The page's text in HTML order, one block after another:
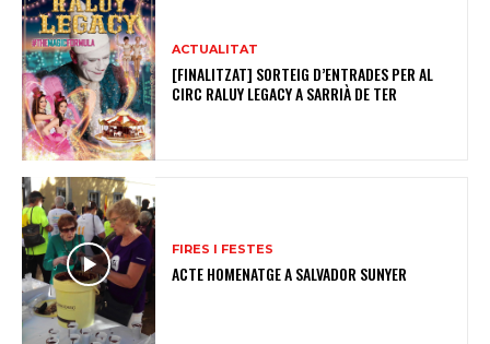
ACTUALITAT
[FINALITZAT] SORTEIG D’ENTRADES PER AL
CIRC RALUY LEGACY A SARRIÀ DE TER
FIRES I FESTES
ACTE HOMENATGE A SALVADOR SUNYER